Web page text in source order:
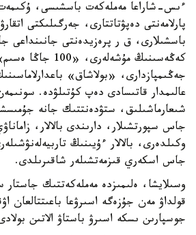
ءىس-شاراعا مەملەكەت باسشىسى،
پارلامەنتى دەپۋتاتتارى، جەرگىلىكتى
باسشىلارى، ق ر پرەزيدەنتى جانىنداعى
كەڭەسىنىڭ مۇشەلەرى،
جەڭىمپازدارى، «بولاشاق»
عالىمدار قاتىسادى دەپ كۇتىلۋدە.
شىعارماشىلىق، ستۋدەنتتىك جانە
جاس سپورتشىلار، دارىندى بالالار،
وكىلدەرى، بالالار ءۇيىنىڭ
جاس اسكەري قىزمەتشىلەر شاقىرىلدى.
وسىلايشا، ەلىمىزدە مەملەكەتتىك
قولداۋ مەن جۇزەگە اسىرۋعا
جوسپارىن ىسكە اسىرۋ باستاۋ الاتىن